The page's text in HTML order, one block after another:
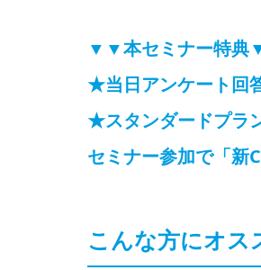
▼▼本セミナー特
★当日アンケート回
★スタンダードプラ
セミナー参加で「新
こんな方にオス